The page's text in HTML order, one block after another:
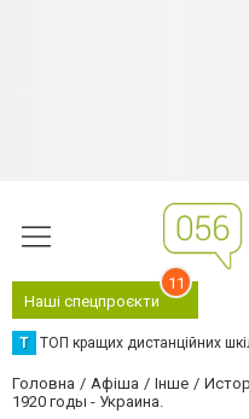
Наші спецпроєкти
11
Т ТОП кращих дистанційних
Головна Афіша Інше
1920 годы - Украина.